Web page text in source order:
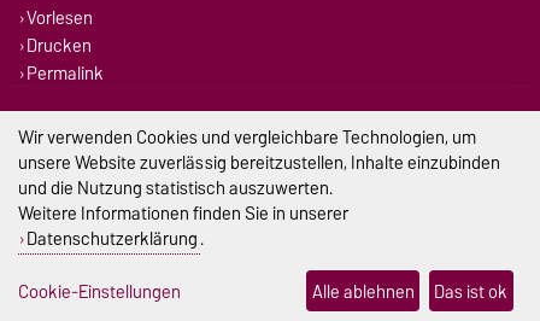
Vorlesen
Drucken
Permalink
Impressum
Datenschutz
Barrierefreiheit
Cookie-Einstellungen
Wir verwenden Cookies und vergleichbare Technologien, um
unsere Website zuverlässig bereitzustellen, Inhalte einzubinden
und die Nutzung statistisch auszuwerten.
Weitere Informationen finden Sie in unserer
Datenschutzerklärung.
Cookie-Einstellungen
Alle ablehnen Das ist ok